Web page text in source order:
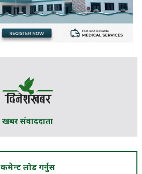
खबर संवाददाता
कमेन्ट लोड गर्नुस